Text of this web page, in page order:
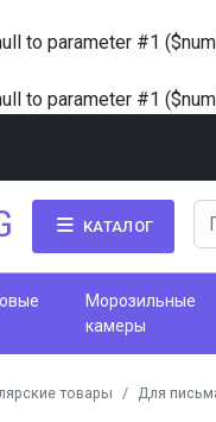
to parameter #1
to parameter #1
КАТАЛОГ
Морозильные
камеры
товары Для